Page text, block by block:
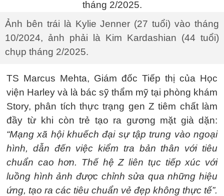
Ảnh bên trái là Kylie Jenner (27 tuổi) vào tháng
10/2024, ảnh phải là Kim Kardashian (44 tuổi)
chụp tháng 2/2025.
TS Marcus Mehta, Giám đốc Tiếp thị của Học
viện Harley và là bác sỹ thẩm mỹ tại phòng khám
Story, phân tích thực trạng gen Z tiêm chất làm
đầy từ khi còn trẻ tạo ra gương mặt già dặn:
“Mạng xã hội khuếch đại sự tập trung vào ngoại
hình, dẫn đến việc kiểm tra bản thân với tiêu
chuẩn cao hơn. Thế hệ Z liên tục tiếp xúc với
luồng hình ảnh được chỉnh sửa qua những hiệu
ứng, tạo ra các tiêu chuẩn vẻ đẹp không thực tế”.